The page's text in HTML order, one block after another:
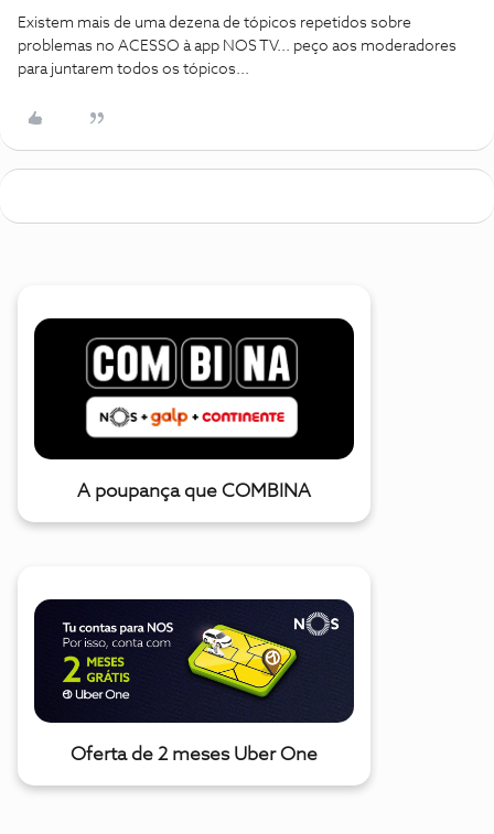
Existem mais de uma dezena de tópicos repetidos sobre
problemas no ACESSO à app NOS TV... peço aos moderadores
para juntarem todos os tópicos...
A poupança que COMBINA
Oferta de 2 meses Uber One